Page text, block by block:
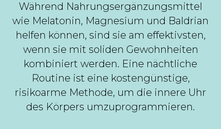
Während Nahrungsergänzungsmittel
wie Melatonin, Magnesium und Baldrian
helfen können, sind sie am effektivsten,
wenn sie mit soliden Gewohnheiten
kombiniert werden. Eine nächtliche
Routine ist eine kostengünstige,
risikoarme Methode, um die innere Uhr
des Körpers umzuprogrammieren.